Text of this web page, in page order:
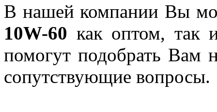
В нашей компании Вы
10W-60 как оптом, так
помогут подобрать Вам
сопутствующие